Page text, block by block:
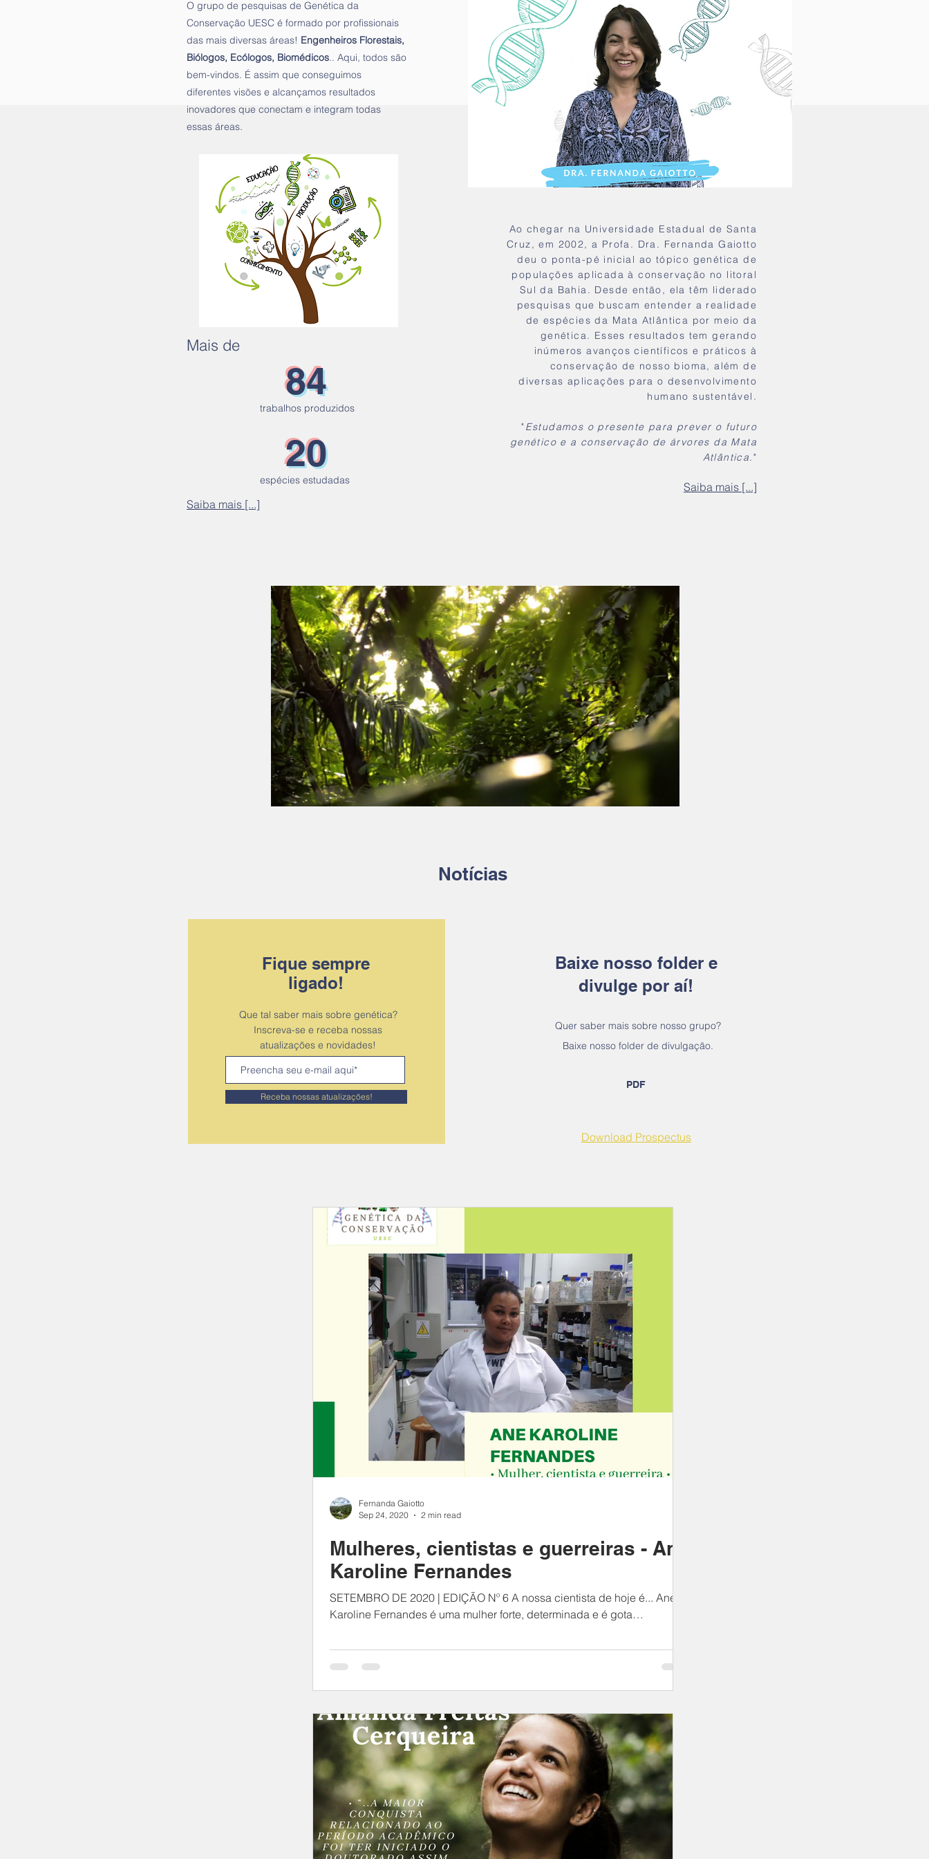
Notícias
Fique sempre
ligado!
Que tal saber mais sobre genética?
Inscreva-se e receba nossas
atualizações e novidades!
Receba nossas atualizações!
Baixe nosso folder e
divulge por aí!
Quer saber mais sobre nosso grupo?
Baixe nosso folder de divulgação.
PDF
Download Prospectus
Mulheres, cientistas e guerreiras - Ane
Karoline Fernandes
SETEMBRO DE 2020 | EDIÇÃO Nº 6 A nossa cientista de hoje é... Ane
Karoline Fernandes é uma mulher forte, determinada e é gota
Fernanda Gaiotto
Sep 24, 2020
2 min read
O grupo de pesquisas de Genética da
Conservação UESC é formado por profissionais
das mais diversas áreas! Engenheiros Florestais,
Biólogos, Ecólogos, Biomédicos.. Aqui, todos são
bem-vindos. É assim que conseguimos
diferentes visões e alcançamos resultados
inovadores que conectam e integram todas
essas áreas.
Mais de
84
trabalhos produzidos
20
espécies estudadas
Saiba mais [...]
Ao chegar na Universidade Estadual de Santa
Cruz, em 2002, a Profa. Dra. Fernanda Gaiotto
deu o ponta-pé inicial ao tópico genética de
populações aplicada à conservação no litoral
Sul da Bahia. Desde então, ela têm liderado
pesquisas que buscam entender a realidade
de espécies da Mata Atlântica por meio da
genética. Esses resultados tem gerando
inúmeros avanços científicos e práticos à
conservação de nosso bioma, além de
diversas aplicações para o desenvolvimento
humano sustentável.
" Estudamos o presente para prever o futuro
genético e a conservação de árvores da Mata
Atlântica."
Saiba mais [...]